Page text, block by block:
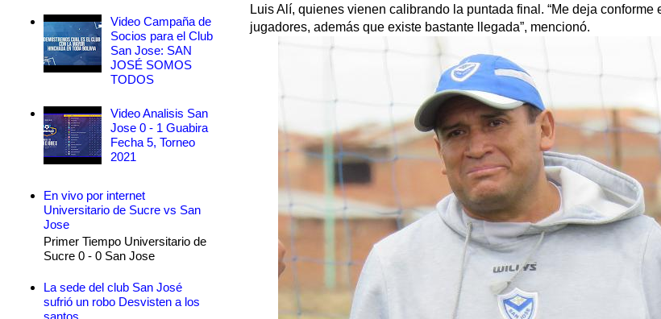
Luis Alí, quienes vienen calibrando la puntada final. “Me deja conforme
jugadores, además que existe bastante llegada”, mencionó.
Video Campaña de
Socios para el Club
San Jose: SAN
JOSÉ SOMOS
TODOS
Video Analisis San
Jose 0 - 1 Guabira
Fecha 5, Torneo
2021
En vivo por internet
Universitario de Sucre vs San
Jose
Primer Tiempo Universitario de
Sucre 0 - 0 San Jose
La sede del club San José
sufrió un robo Desvisten a los
santos